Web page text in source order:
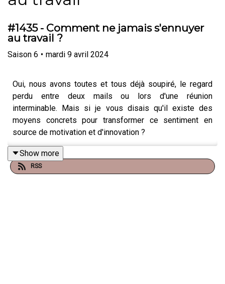
#1435 - Comment ne jamais s'ennuyer
au travail ?
Saison 6 • mardi 9 avril 2024
Oui, nous avons toutes et tous déjà soupiré, le regard
perdu entre deux mails ou lors d'une réunion
interminable. Mais si je vous disais qu'il existe des
moyens concrets pour transformer ce sentiment en
source de motivation et d'innovation ?
Mon dernier sondage Linkedin auprès de 4 059
Show more
RSS